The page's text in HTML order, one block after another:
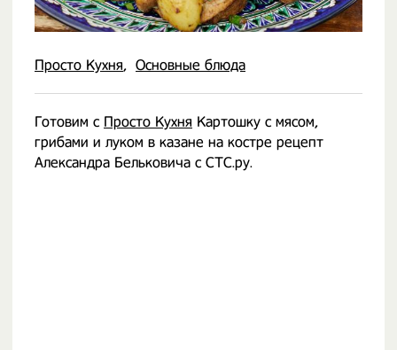
Просто Кухня Основные блюда
Готовим с Просто Кухня Картошку с мясом,
грибами и луком в казане на костре рецепт
Александра Бельковича с СТС.ру.